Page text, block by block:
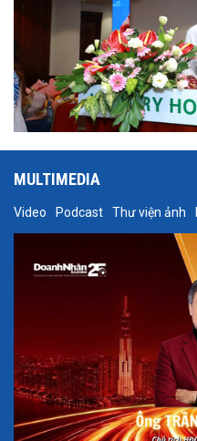
MULTIMEDIA
Video Podcast Thư viện ảnh